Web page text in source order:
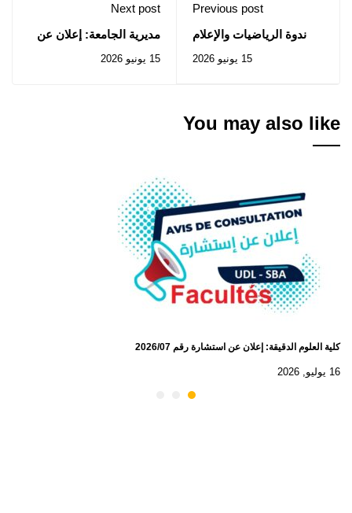
Previous post
ندوة الرياضيات والإعلام
2026
15 يونيو 2026
Next post
مديرية الجامعة: إعلان عن
إلى 2026/39
15 يونيو 2026
You may also like
كلية العلوم الدقيقة: إعلان عن استشارة رقم 2026/07
16 يوليو, 2026